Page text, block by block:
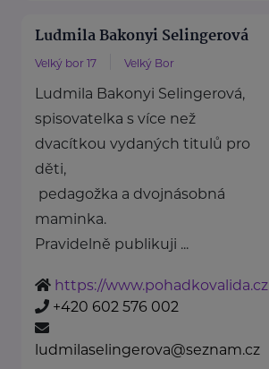
Ludmila Bakonyi Selingerová
Velký bor 17 Velký Bor
Ludmila Bakonyi Selingerová,
spisovatelka s více než
dvacítkou vydaných titulů pro
děti,
pedagožka a dvojnásobná
maminka.
Pravidelně publikuji ...
https://www.pohadkovalida.cz
+420 602 576 002
ludmilaselingerova@seznam.cz